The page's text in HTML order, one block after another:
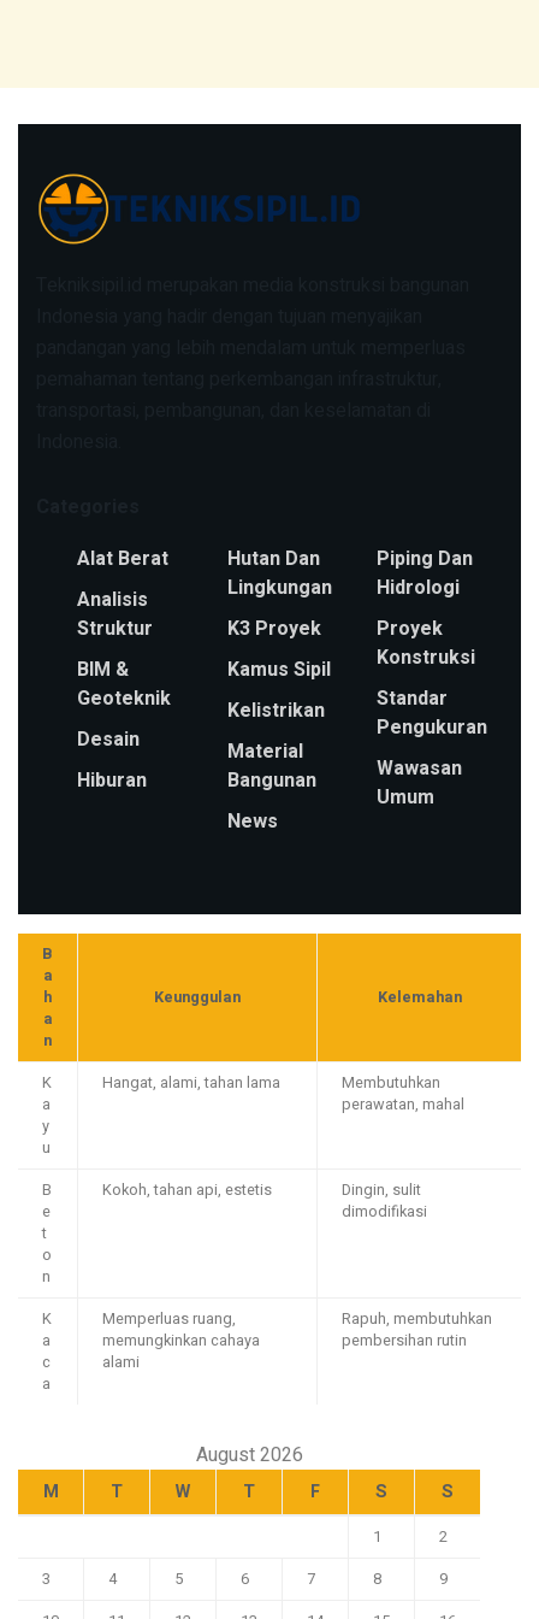
Alat Berat
Analisis
Struktur
BIM &
Geoteknik
Desain
Hiburan
Hutan Dan
Lingkungan
K3 Proyek
Kamus Sipil
Kelistrikan
Material
Bangunan
News
Piping Dan
Hidrologi
Proyek
Konstruksi
Standar
Pengukuran
Wawasan
Umum
B
a
h
a
n
Keunggulan Kelemahan
K
a
y
u
Hangat, alami, tahan lama
Membutuhkan
perawatan, mahal
B
e
t
o
n
Kokoh, tahan api, estetis
Dingin, sulit
dimodifikasi
K
a
c
a
Memperluas ruang,
memungkinkan cahaya
alami
Rapuh, membutuhkan
pembersihan rutin
August 2026
M T W T F S S
1
2
3
4 5 6 7 8
9